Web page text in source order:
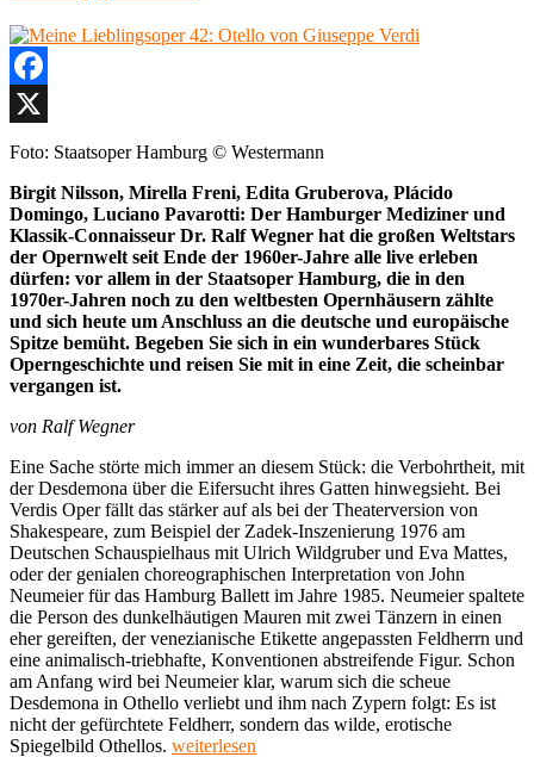
Facebook
X
Foto: Staatsoper Hamburg © Westermann
Birgit Nilsson, Mirella Freni, Edita Gruberova, Plácido
Domingo, Luciano Pavarotti: Der Hamburger Mediziner und
Klassik-Connaisseur Dr. Ralf Wegner hat die großen Weltstars
der Opernwelt seit Ende der 1960er-Jahre alle live erleben
dürfen: vor allem in der Staatsoper Hamburg, die in den
1970er-Jahren noch zu den weltbesten Opernhäusern zählte
und sich heute um Anschluss an die deutsche und europäische
Spitze bemüht. Begeben Sie sich in ein wunderbares Stück
Operngeschichte und reisen Sie mit in eine Zeit, die scheinbar
vergangen ist.
von Ralf Wegner
Eine Sache störte mich immer an diesem Stück: die Verbohrtheit, mit
der Desdemona über die Eifersucht ihres Gatten hinwegsieht. Bei
Verdis Oper fällt das stärker auf als bei der Theaterversion von
Shakespeare, zum Beispiel der Zadek-Inszenierung 1976 am
Deutschen Schauspielhaus mit Ulrich Wildgruber und Eva Mattes,
oder der genialen choreographischen Interpretation von John
Neumeier für das Hamburg Ballett im Jahre 1985. Neumeier spaltete
die Person des dunkelhäutigen Mauren mit zwei Tänzern in einen
eher gereiften, der venezianische Etikette angepassten Feldherrn und
eine animalisch-triebhafte, Konventionen abstreifende Figur. Schon
am Anfang wird bei Neumeier klar, warum sich die scheue
Desdemona in Othello verliebt und ihm nach Zypern folgt: Es ist
nicht der gefürchtete Feldherr, sondern das wilde, erotische
Spiegelbild Othellos. „Meine
weiterlesen